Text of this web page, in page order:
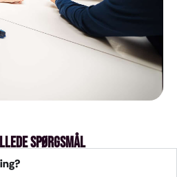
spørgsmål